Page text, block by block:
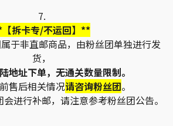
7.
拆卡专/不运回】**
于非直邮商品，由粉丝团单独进行发
货，
地址下单，无通关数量限制。
售后相关情况请咨询粉丝团。
进行补邮，请注意参考粉丝团公告。